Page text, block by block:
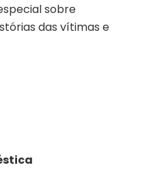
sobre
das vítimas e